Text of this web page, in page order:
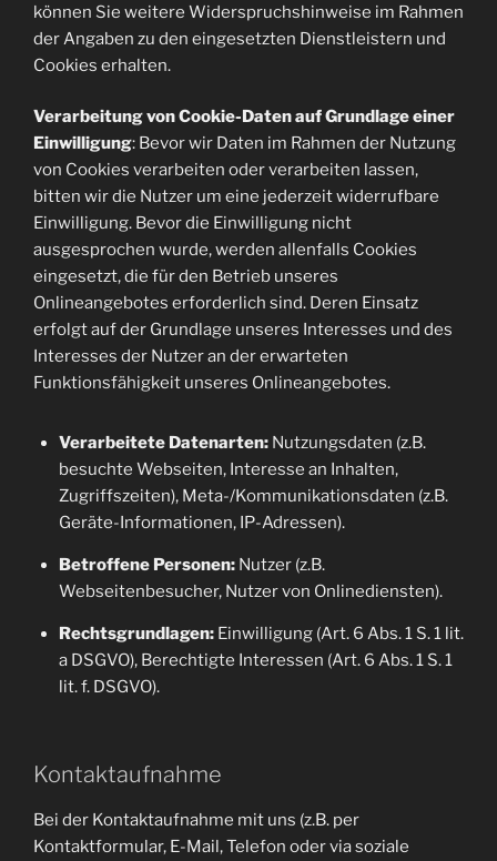
können Sie weitere Widerspruchshinweise im Rahmen
der Angaben zu den eingesetzten Dienstleistern und
Cookies erhalten.
Verarbeitung von Cookie-Daten auf Grundlage einer
Einwilligung: Bevor wir Daten im Rahmen der Nutzung
von Cookies verarbeiten oder verarbeiten lassen,
bitten wir die Nutzer um eine jederzeit widerrufbare
Einwilligung. Bevor die Einwilligung nicht
ausgesprochen wurde, werden allenfalls Cookies
eingesetzt, die für den Betrieb unseres
Onlineangebotes erforderlich sind. Deren Einsatz
erfolgt auf der Grundlage unseres Interesses und des
Interesses der Nutzer an der erwarteten
Funktionsfähigkeit unseres Onlineangebotes.
Verarbeitete Datenarten:Nutzungsdaten (z.B.
besuchte Webseiten, Interesse an Inhalten,
Zugriffszeiten), Meta-/Kommunikationsdaten (z.B.
Geräte-Informationen, IP-Adressen).
Betroffene Personen:Nutzer (z.B.
Webseitenbesucher, Nutzer von Onlinediensten).
Rechtsgrundlagen:Einwilligung (Art. 6 Abs. 1 S. 1 lit.
a DSGVO), Berechtigte Interessen (Art. 6 Abs. 1 S. 1
lit. f. DSGVO).
Kontaktaufnahme
Bei der Kontaktaufnahme mit uns (z.B. per
Kontaktformular, E-Mail, Telefon oder via soziale